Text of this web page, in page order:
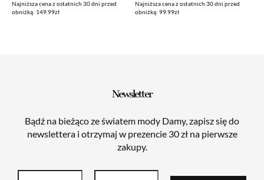
cena
cena
Najniższa cena z ostatnich 30 dni przed
obniżką: 149.99zł
cena
cena
Najniższa cena z ostatnich 30 dni przed
obniżką: 99.99zł
Newsletter
Bądź na bieżąco ze światem mody Damy, zapisz się do
newslettera i otrzymaj w prezencie 30 zł na pierwsze
zakupy.